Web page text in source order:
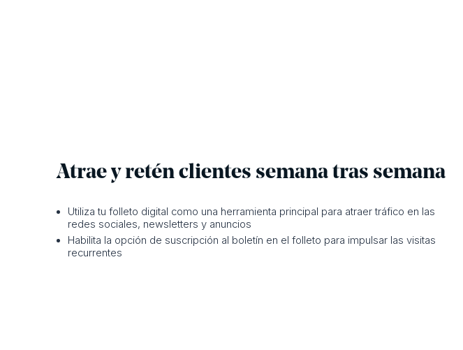
Atrae y retén clientes semana tras semana
Utiliza tu folleto digital como una herramienta principal para atraer tráfico en las
redes sociales, newsletters y anuncios
Habilita la opción de suscripción al boletín en el folleto para impulsar las visitas
recurrentes